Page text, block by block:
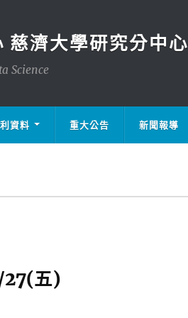
慈濟大學研究分中心
Science
資料 重大公告 新聞報導
27(五)